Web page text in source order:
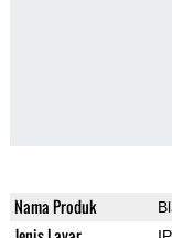
Nama Produk